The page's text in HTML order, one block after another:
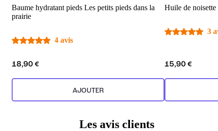
Baume hydratant pieds Les petits pieds dans la
prairie
4 avis
18,90 €
AJOUTER
Huile de noisette
3
15,90 €
Les avis clients